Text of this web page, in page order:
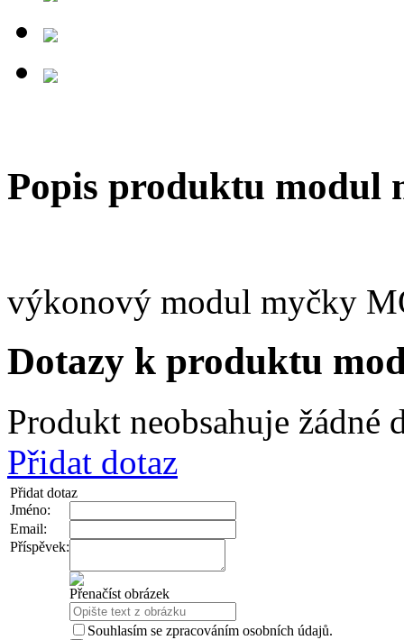
Popis produktu modul
výkonový modul myčky
Dotazy k produktu
Produkt neobsahuje žádné
Přidat dotaz
Přidat dotaz
Jméno:
Email:
Příspěvek:
Přenačíst obrázek
Souhlasím se zpracováním osobních údajů.